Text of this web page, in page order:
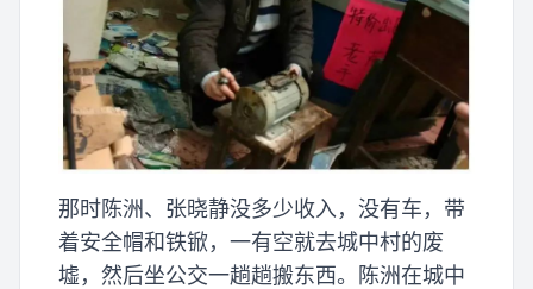
那时陈洲、张晓静没多少收入，没有车，带
着安全帽和铁锨，一有空就去城中村的废
墟，然后坐公交一趟趟搬东西。陈洲在城中